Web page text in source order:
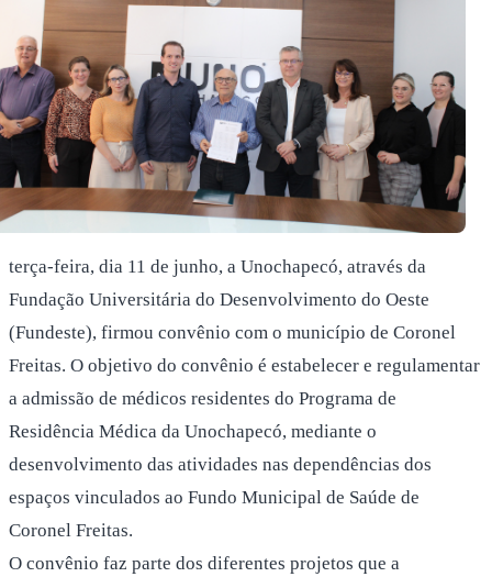
terça-feira, dia 11 de junho, a Unochapecó, através da
Fundação Universitária do Desenvolvimento do Oeste
(Fundeste), firmou convênio com o município de Coronel
Freitas. O objetivo do convênio é estabelecer e regulamentar
a admissão de médicos residentes do Programa de
Residência Médica da Unochapecó, mediante o
desenvolvimento das atividades nas dependências dos
espaços vinculados ao Fundo Municipal de Saúde de
Coronel Freitas.
O convênio faz parte dos diferentes projetos que a